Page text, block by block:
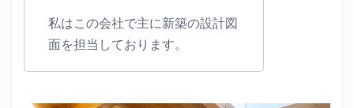
私はこの会社で主に新築の設計図
面を担当しております。